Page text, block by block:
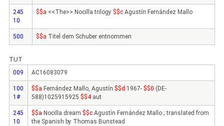
245
10
$$a <<The>> Nocilla trilogy $$c Agustín Fernández Mallo
500 $$a Titel dem Schuber entnommen
TUT
009 AC16083079
100
1#
$$a Fernández Mallo, Agustín $$d 1967- $$0 (DE-
588)1025915925 $$4aut
245
10
$$a Nocilla dream $$c Agustín Fernández Mallo ; translated from
the Spanish by Thomas Bunstead